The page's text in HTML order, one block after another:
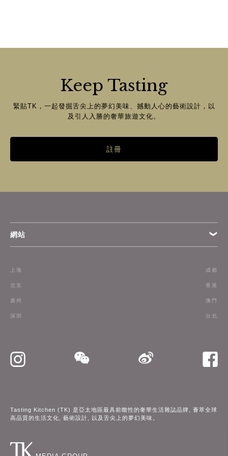
Keep Tasting
緊貼TK，一起發掘舌尖上的夢幻美味、撼動人心的藝術設計，以
及引人入勝的奢華旅遊文化。
註冊
網站
訂閱
上海
北京
廣州
深圳
成都
香港
澳門
台北
Tasting Kitchen (TK) 是亞太地區最具前瞻性的奢華生活雜誌品牌, 薈萃全球
高品質的生活文化, 藝術設計, 以及舌尖上的夢幻美味。